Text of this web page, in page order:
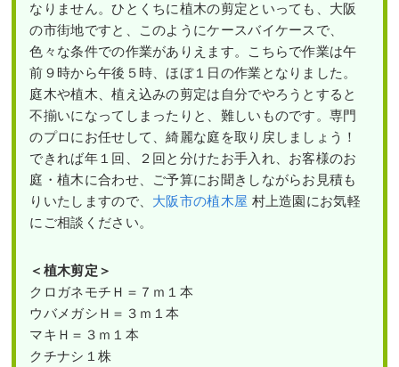
なりません。ひとくちに植木の剪定といっても、大阪
の市街地ですと、このようにケースバイケースで、
色々な条件での作業がありえます。こちらで作業は午
前９時から午後５時、ほぼ１日の作業となりました。
庭木や植木、植え込みの剪定は自分でやろうとすると
不揃いになってしまったりと、難しいものです。専門
のプロにお任せして、綺麗な庭を取り戻しましょう！
できれば年１回、２回と分けたお手入れ、お客様のお
庭・植木に合わせ、ご予算にお聞きしながらお見積も
りいたしますので、 大阪市の植木屋 村上造園にお気軽
にご相談ください。
＜植木剪定＞
クロガネモチＨ＝７ｍ１本
ウバメガシＨ＝３ｍ１本
マキＨ＝３ｍ１本
クチナシ１株